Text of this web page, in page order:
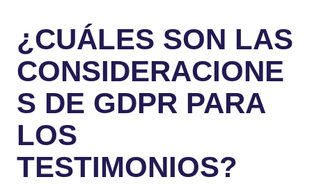
¿CUÁLES SON LAS
CONSIDERACIONE
S DE GDPR PARA
LOS
TESTIMONIOS?